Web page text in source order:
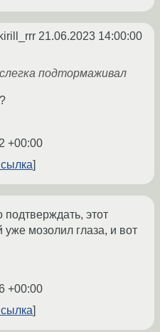
21.06.2023 14:00:00
подтормаживал
+00:00
подтверждать, этот
уже мозолил глаза, и вот
+00:00